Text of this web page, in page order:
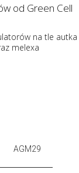
od Green Cell
AGM29